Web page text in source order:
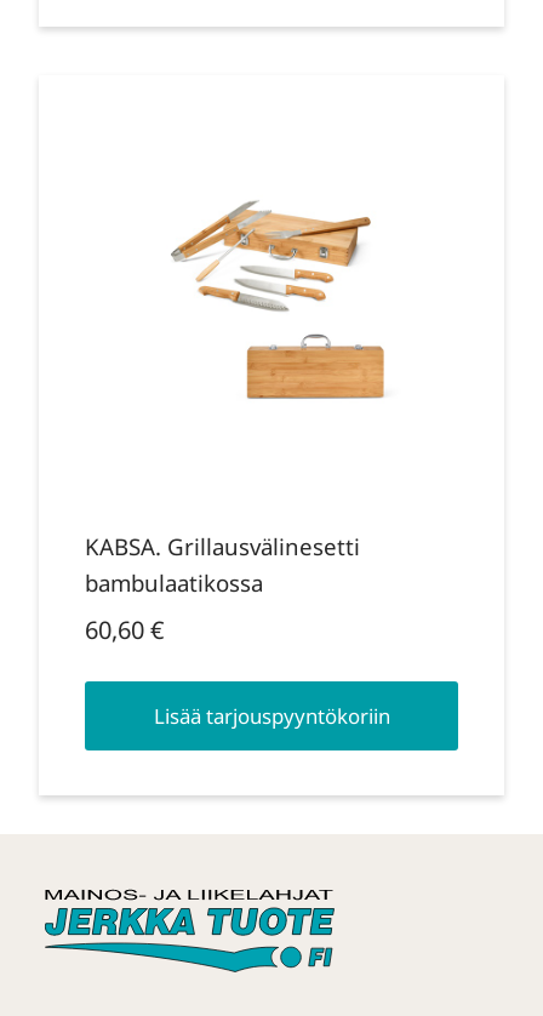
KABSA. Grillausvälinesetti
bambulaatikossa
60,60€
Lisää tarjouspyyntökoriin